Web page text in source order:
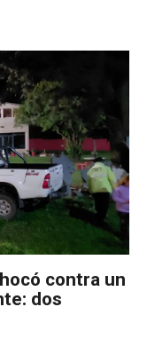
contra un
dos